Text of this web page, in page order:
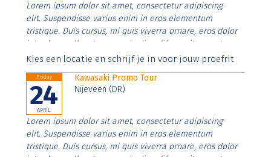
Lorem ipsum dolor sit amet, consectetur adipiscing
elit. Suspendisse varius enim in eros elementum
tristique. Duis cursus, mi quis viverra ornare, eros dolor
interdum nulla, ut commodo diam libero vitae erat.
Aenean faucibus nibh et justo cursus id rutrum lorem
Kies een locatie en schrijf je in voor jouw proefrit
Friday
24
APRIL
Kawasaki Promo Tour
Nijeveen (DR)
Lorem ipsum dolor sit amet, consectetur adipiscing
elit. Suspendisse varius enim in eros elementum
tristique. Duis cursus, mi quis viverra ornare, eros dolor
interdum nulla, ut commodo diam libero vitae erat.